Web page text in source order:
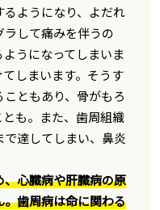
ようになり、よだれ
して痛みを伴うの
うになってしまいま
しまいます。そうす
ともあり、骨がもろ
も。また、歯周組織
達してしまい、鼻炎
心臓病や肝臓病の原
歯周病は命に関わる